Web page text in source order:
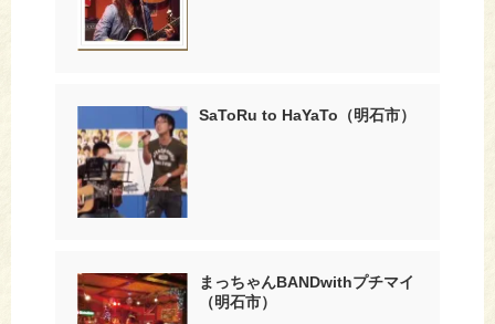
SaToRu to HaYaTo（明石市）
まっちゃんBANDwithプチマイ
（明石市）